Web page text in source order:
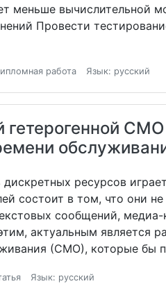
меньше вычислительной
Провести
работа Язык: русский
гетерогенной
ресурсов
состоит в том, что они
сообщений, медиа-
актуальным является
(СМО), которые бы
Язык: русский